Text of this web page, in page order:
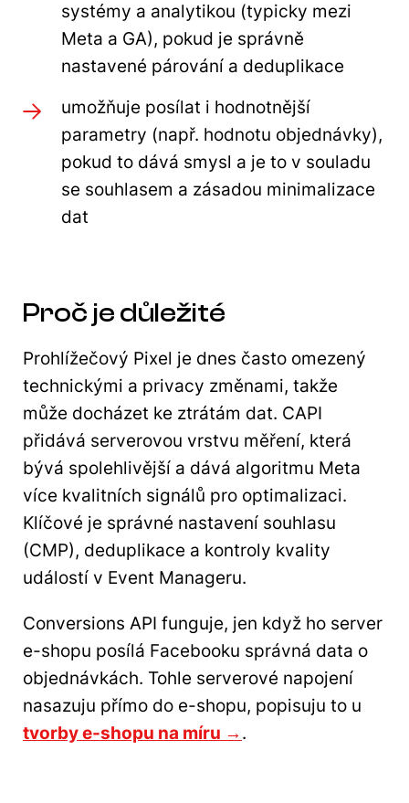
systémy a analytikou (typicky mezi
Meta a GA), pokud je správně
nastavené párování a deduplikace
umožňuje posílat i hodnotnější
parametry (např. hodnotu objednávky),
pokud to dává smysl a je to v souladu
se souhlasem a zásadou minimalizace
dat
Proč je důležité
Prohlížečový Pixel je dnes často omezený
technickými a privacy změnami, takže
může docházet ke ztrátám dat. CAPI
přidává serverovou vrstvu měření, která
bývá spolehlivější a dává algoritmu Meta
více kvalitních signálů pro optimalizaci.
Klíčové je správné nastavení souhlasu
(CMP), deduplikace a kontroly kvality
událostí v Event Manageru.
Conversions API funguje, jen když ho server
e-shopu posílá Facebooku správná data o
objednávkách. Tohle serverové napojení
nasazuju přímo do e-shopu, popisuju to u
tvorby e-shopu na míru → .